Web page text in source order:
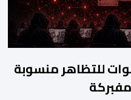
دعوات للتظاهر منسوبة